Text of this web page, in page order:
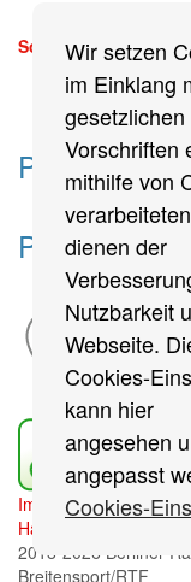
Wir setzen
im Einklang
gesetzlichen
Vorschriften
mithilfe von
dienen der
Nutzbarkeit
Webseite.
Cookies-
kann hier
angesehen
angepasst
Cookies-
Sonntag, 13.
Partner des
Partner von
Impressum / Cookies
Haftungsausschluss
2018-2026 Berliner
Breitensport/RTF